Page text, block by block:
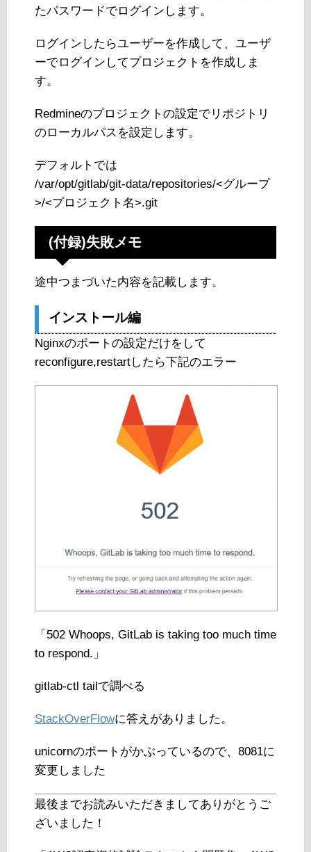
たパスワードでログインします。
ログインしたらユーザーを作成して、ユーザ
ーでログインしてプロジェクトを作成しま
す。
Redmineのプロジェクトの設定でリポジトリ
のローカルパスを設定します。
デフォルトでは
/var/opt/gitlab/git-data/repositories/<グループ
>/<プロジェクト名>.git
(付録)失敗メモ
途中つまづいた内容を記載します。
インストール編
Nginxのポートの設定だけをして
reconfigure,restartしたら下記のエラー
「502 Whoops, GitLab is taking too much time
to respond.」
gitlab-ctl tailで調べる
StackOverFlowに答えがありました。
unicornのポートがかぶっているので、8081に
変更しました
最後までお読みいただきましてありがとうご
ざいました！